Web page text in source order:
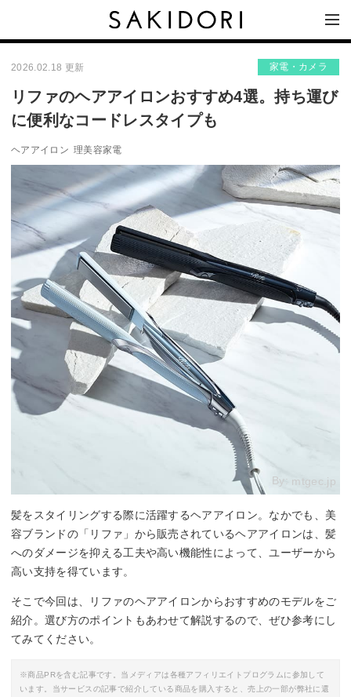
2026.02.18 更新 家電・カメラ
リファのヘアアイロンおすすめ4選。持ち運び
に便利なコードレスタイプも
ヘアアイロン 理美容家電
By: mtgec.jp
髪をスタイリングする際に活躍するヘアアイロン。なかでも、美
容ブランドの「リファ」から販売されているヘアアイロンは、髪
へのダメージを抑える工夫や高い機能性によって、ユーザーから
高い支持を得ています。
そこで今回は、リファのヘアアイロンからおすすめのモデルをご
紹介。選び方のポイントもあわせて解説するので、ぜひ参考にし
てみてください。
※商品PRを含む記事です。当メディアは各種アフィリエイトプログラムに参加して
います。当サービスの記事で紹介している商品を購入すると、売上の一部が弊社に還